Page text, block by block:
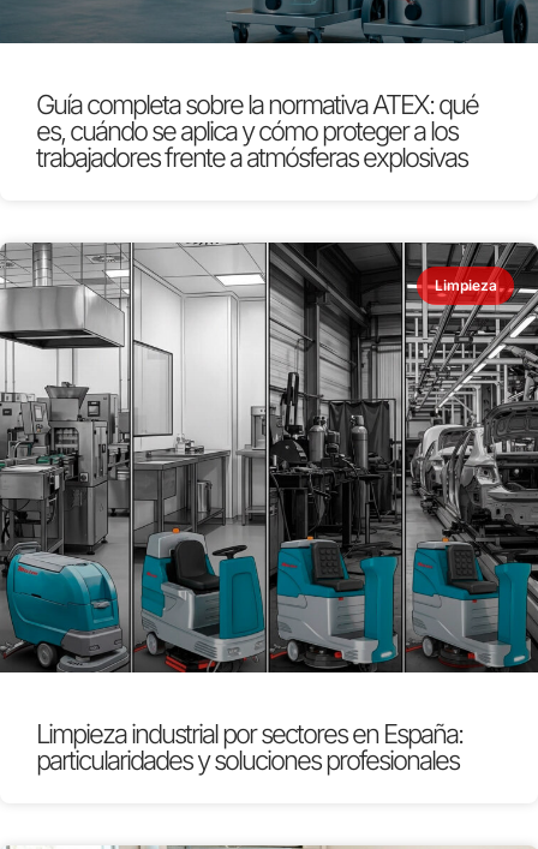
Guía completa sobre la normativa ATEX: qué
es, cuándo se aplica y cómo proteger a los
trabajadores frente a atmósferas explosivas
Limpieza
Limpieza industrial por sectores en España:
particularidades y soluciones profesionales